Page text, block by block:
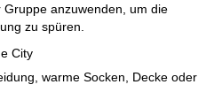
anzuwenden, um die
zu spüren.
City
warme Socken, Decke oder